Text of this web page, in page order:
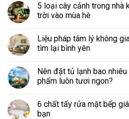
5 loại cây cảnh trong nhà
trời vào mùa hè
Liệu pháp tâm lý không
tìm lại bình yên
Nên đặt tủ lạnh bao
phẩm luôn tươi ngon?
6 chất tẩy rửa mặt bếp
bạn